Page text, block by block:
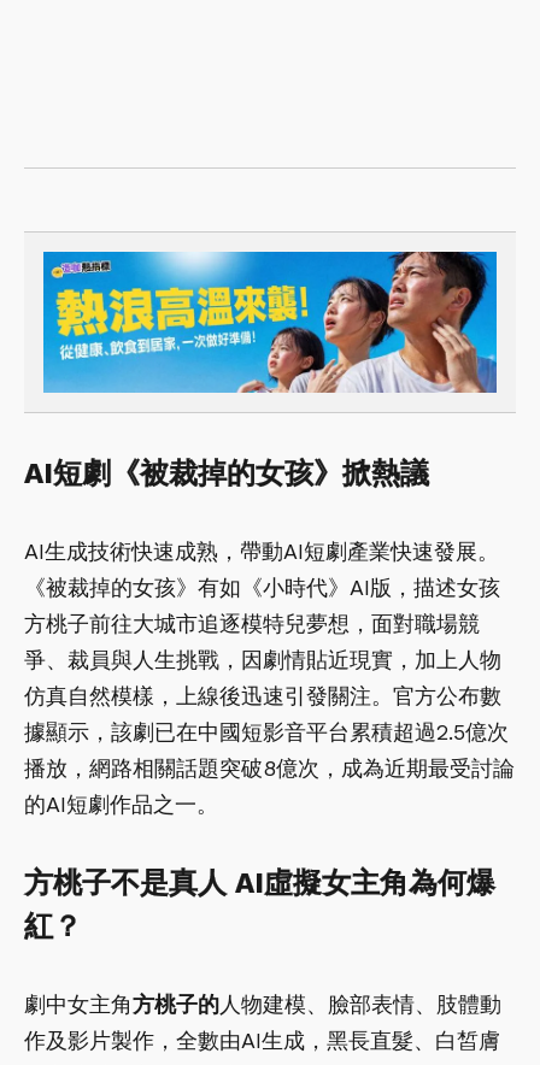
AI短劇《被裁掉的女孩》掀熱議
AI生成技術快速成熟，帶動AI短劇產業快速發展。
《被裁掉的女孩》有如《小時代》AI版，描述女孩
方桃子前往大城市追逐模特兒夢想，面對職場競
爭、裁員與人生挑戰，因劇情貼近現實，加上人物
仿真自然模樣，上線後迅速引發關注。官方公布數
據顯示，該劇已在中國短影音平台累積超過2.5億次
播放，網路相關話題突破8億次，成為近期最受討論
的AI短劇作品之一。
方桃子不是真人 AI虛擬女主角為何爆
紅？
劇中女主角方桃子的人物建模、臉部表情、肢體動
作及影片製作，全數由AI生成，黑長直髮、白皙膚